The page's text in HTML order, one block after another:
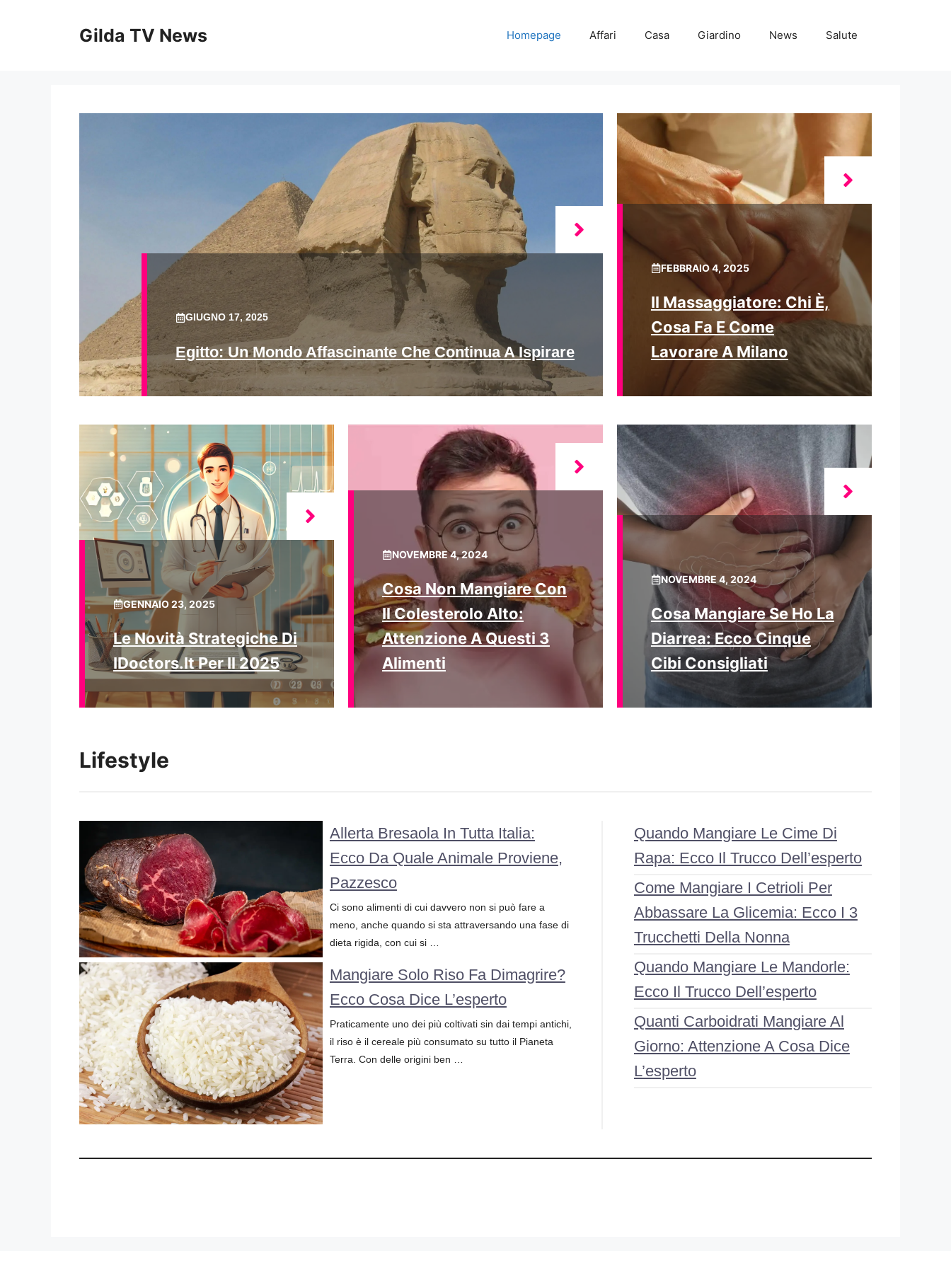
Gilda TV News Homepage Affari Casa Giardino News Salute
GIUGNO 17, 2025
Egitto: Un Mondo Affascinante Che Continua A Ispirare
FEBBRAIO 4, 2025
Il Massaggiatore: Chi È,
Cosa Fa E Come
Lavorare A Milano
GENNAIO 23, 2025
Le Novità Strategiche Di
IDoctors.it Per Il 2025
NOVEMBRE 4, 2024
Cosa Non Mangiare Con
Il Colesterolo Alto:
Attenzione A Questi 3
Alimenti
NOVEMBRE 4, 2024
Cosa Mangiare Se Ho La
Diarrea: Ecco Cinque
Cibi Consigliati
Lifestyle
Allerta Bresaola In Tutta Italia:
Ecco Da Quale Animale Proviene,
Pazzesco
Ci sono alimenti di cui davvero non si può fare a
meno, anche quando si sta attraversando una fase di
dieta rigida, con cui si …
Mangiare Solo Riso Fa Dimagrire?
Ecco Cosa Dice L’esperto
Praticamente uno dei più coltivati sin dai tempi antichi,
il riso è il cereale più consumato su tutto il Pianeta
Terra. Con delle origini ben …
Quando Mangiare Le Cime Di
Rapa: Ecco Il Trucco Dell’esperto
Come Mangiare I Cetrioli Per
Abbassare La Glicemia: Ecco I 3
Trucchetti Della Nonna
Quando Mangiare Le Mandorle:
Ecco Il Trucco Dell’esperto
Quanti Carboidrati Mangiare Al
Giorno: Attenzione A Cosa Dice
L’esperto